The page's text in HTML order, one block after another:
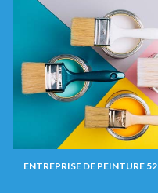
ENTREPRISE DE PEINTURE 52